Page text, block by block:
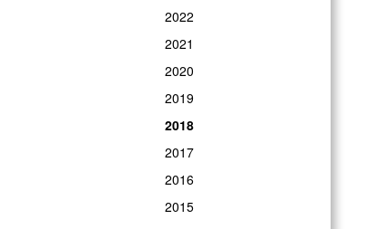
2022
2021
2020
2019
2018
2017
2016
2015